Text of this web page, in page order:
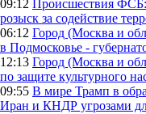
09:12 Происшествия ФСБ:
розыск за содействие
06:12 Город (Москва и
в Подмосковье -
12:13 Город (Москва и
по защите культурного
09:55 В мире Трамп в
Иран и КНДР угрозами